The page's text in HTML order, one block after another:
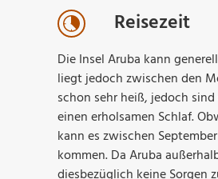
Reisezeit
Die Insel Aruba kann
liegt jedoch zwischen den
schon sehr heiß, jedoch
einen erholsamen Schlaf.
kann es zwischen
kommen. Da Aruba